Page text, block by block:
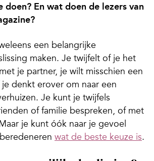
doen? En wat doen de lezers van
een belangrijke
maken. Je twijfelt of je het
je partner, je wilt misschien een
denkt erover om naar een
Je kunt je twijfels
of familie bespreken, of met
je kunt óók naar je gevoel
wat de beste keuze is.